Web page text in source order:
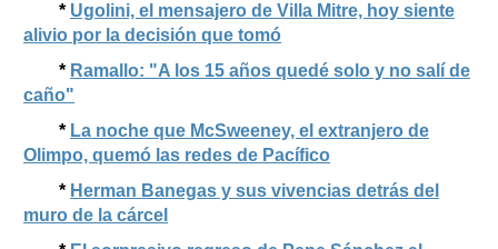
* Ugolini, el mensajero de Villa Mitre, hoy siente
alivio por la decisión que tomó
* Ramallo: "A los 15 años quedé solo y no salí de
caño"
* La noche que McSweeney, el extranjero de
Olimpo, quemó las redes de Pacífico
* Herman Banegas y sus vivencias detrás del
muro de la cárcel